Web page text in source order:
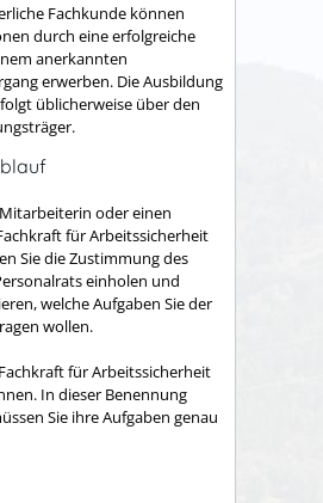
Fachkunde können
durch eine erfolgreiche
anerkannten
gang erwerben. Die Ausbildung
üblicherweise über den
oder einen
für Arbeitssicherheit
Sie die Zustimmung des
einholen und
welche Aufgaben Sie der
wollen.
für Arbeitssicherheit
In dieser Benennung
Sie ihre Aufgaben genau